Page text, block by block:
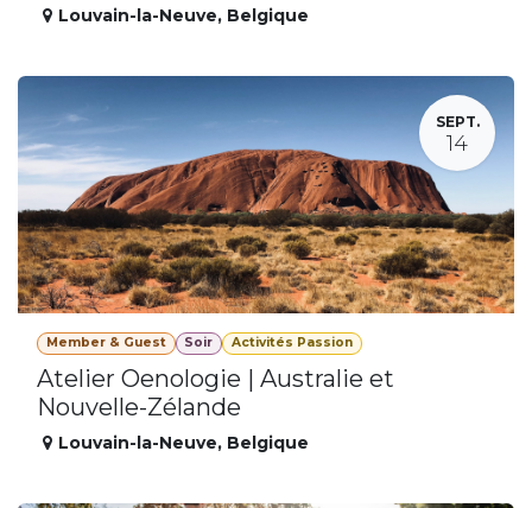
Louvain-la-Neuve, Belgique
SEPT.
14
Member & Guest Soir Activités Passion
Atelier Oenologie | Australie et
Nouvelle-Zélande
Louvain-la-Neuve, Belgique